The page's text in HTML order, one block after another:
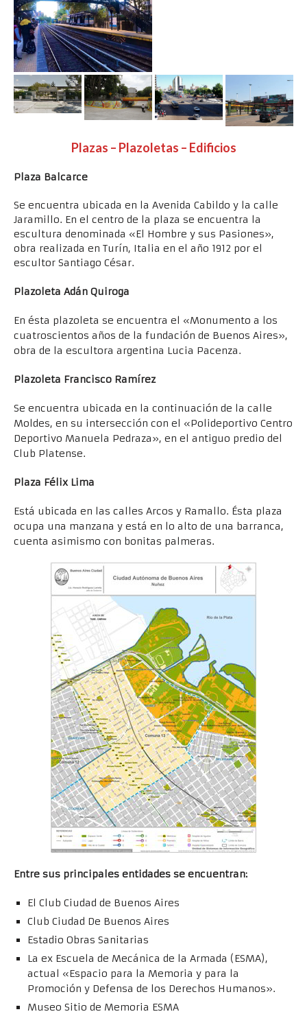
Plazas – Plazoletas – Edificios
Plaza Balcarce
Se encuentra ubicada en la Avenida Cabildo y la calle
Jaramillo. En el centro de la plaza se encuentra la
escultura denominada «El Hombre y sus Pasiones»,
obra realizada en Turín, Italia en el año 1912 por el
escultor Santiago César.
Plazoleta Adán Quiroga
En ésta plazoleta se encuentra el «Monumento a los
cuatroscientos años de la fundación de Buenos Aires»,
obra de la escultora argentina Lucia Pacenza.
Plazoleta Francisco Ramírez
Se encuentra ubicada en la continuación de la calle
Moldes, en su intersección con el «Polideportivo Centro
Deportivo Manuela Pedraza», en el antiguo predio del
Club Platense.
Plaza Félix Lima
Está ubicada en las calles Arcos y Ramallo. Ésta plaza
ocupa una manzana y está en lo alto de una barranca,
cuenta asimismo con bonitas palmeras.
Entre sus principales entidades se encuentran:
El Club Ciudad de Buenos Aires
Club Ciudad De Buenos Aires
Estadio Obras Sanitarias
La ex Escuela de Mecánica de la Armada (ESMA),
actual «Espacio para la Memoria y para la
Promoción y Defensa de los Derechos Humanos».
Museo Sitio de Memoria ESMA